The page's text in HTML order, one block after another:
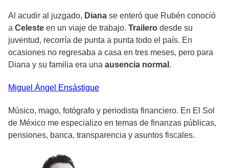
Al acudir al juzgado, Diana se enteró que Rubén conoció
a Celeste en un viaje de trabajo. Trailero desde su
juventud, recorría de punta a punta todo el país. En
ocasiones no regresaba a casa en tres meses, pero para
Diana y su familia era una ausencia normal .
Miguel Ángel Ensástigue
Músico, mago, fotógrafo y periodista financiero. En El Sol
de México me especializo en temas de finanzas públicas,
pensiones, banca, transparencia y asuntos fiscales.